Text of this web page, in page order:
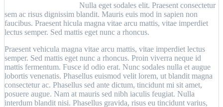
Nulla eget sodales elit. Praesent consectetur
sem ac risus dignissim blandit. Mauris euis mod in sapien non
faucibus. Praesent hicula magna vitae arcu mattis, vitae imperdiet
lectus semper. Sed mattis eget nunc a rhoncus.
Praesent vehicula magna vitae arcu mattis, vitae imperdiet lectus
semper. Sed mattis eget nunc a rhoncus. Proin viverra neque id
mattis fermentum. Fusce id odio erat. Nunc sodales nulla et augue
lobortis venenatis. Phasellus euismod velit lorem, ut blandit magna
consectetur ac. Phasellus sed ante dictum, tincidunt mi sit amet,
posuere augue. Nam at mauris sed nibh iaculis feugiat. Nulla
interdum blandit nisi. Phasellus gravida, risus eu tincidunt varius,